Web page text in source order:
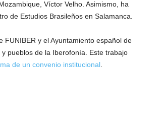
Víctor Velho. Asimismo, ha
de Estudios Brasileños en Salamanca.
y el Ayuntamiento español de
pueblos de la Iberofonía. Este trabajo
de un convenio institucional.